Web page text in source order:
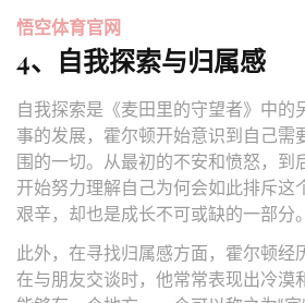
悟空体育官网
4、自我探索与归属感
自我探索是《麦田里的守望者》中的
事的发展，霍尔顿开始意识到自己需
围的一切。从最初的不安和愤怒，到
开始努力理解自己为何会如此排斥这
艰辛，却也是成长不可或缺的一部分。
此外，在寻找归属感方面，霍尔顿经
在与朋友交谈时，他常常表现出冷漠